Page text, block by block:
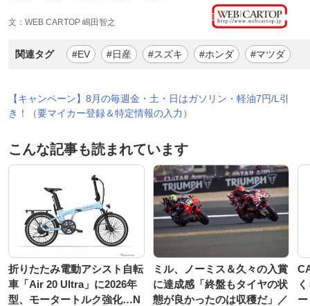
文：WEB CARTOP 嶋田智之
関連タグ #EV #日産 #スズキ #ホンダ #マツダ
【キャンペーン】8月の毎週金・土・日はガソリン・軽油7円/L引
き！（要マイカー登録＆特定情報の入力）
こんな記事も読まれています
折りたたみ電動アシスト自転
車「Air 20 Ultra」に2026年
型、モータートルク強化…N
ミル、ノーミス＆久々の入賞
に達成感「終盤もタイヤの状
態が良かったのは収穫だ」／